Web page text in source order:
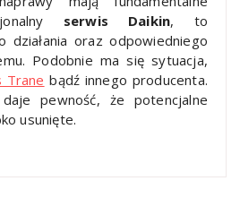
serwis Daikin, to
działania oraz odpowiedniego
Podobnie ma się sytuacja,
Trane bądź innego producenta.
pewność, że potencjalne
usunięte.